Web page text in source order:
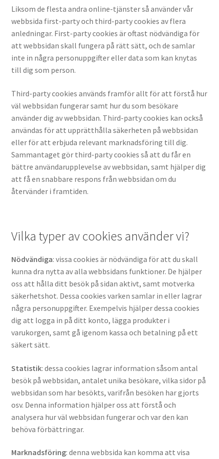
Kontakt
Liksom de flesta andra online-tjänster så använder vår
webbsida first-party och third-party cookies av flera
anledningar. First-party cookies är oftast nödvändiga för
att webbsidan skall fungera på rätt sätt, och de samlar
inte in några personuppgifter eller data som kan knytas
till dig som person.
Third-party cookies används framför allt för att förstå hur
väl webbsidan fungerar samt hur du som besökare
använder dig av webbsidan. Third-party cookies kan också
användas för att upprätthålla säkerheten på webbsidan
eller för att erbjuda relevant marknadsföring till dig.
Sammantaget gör third-party cookies så att du får en
bättre användarupplevelse av webbsidan, samt hjälper dig
att få en snabbare respons från webbsidan om du
återvänder i framtiden.
Vilka typer av cookies använder vi?
Nödvändiga: vissa cookies är nödvändiga för att du skall
kunna dra nytta av alla webbsidans funktioner. De hjälper
oss att hålla ditt besök på sidan aktivt, samt motverka
säkerhetshot. Dessa cookies varken samlar in eller lagrar
några personuppgifter. Exempelvis hjälper dessa cookies
dig att logga in på ditt konto, lägga produkter i
varukorgen, samt gå igenom kassa och betalning på ett
säkert sätt.
Statistik: dessa cookies lagrar information såsom antal
besök på webbsidan, antalet unika besökare, vilka sidor på
webbsidan som har besökts, varifrån besöken har gjorts
osv. Denna information hjälper oss att förstå och
analysera hur väl webbsidan fungerar och var den kan
behöva förbättringar.
Marknadsföring: denna webbsida kan komma att visa